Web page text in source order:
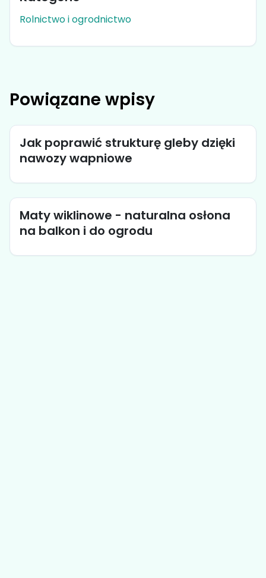
Rolnictwo i ogrodnictwo
Powiązane wpisy
Jak poprawić strukturę gleby dzięki
nawozy wapniowe
Maty wiklinowe - naturalna osłona
na balkon i do ogrodu